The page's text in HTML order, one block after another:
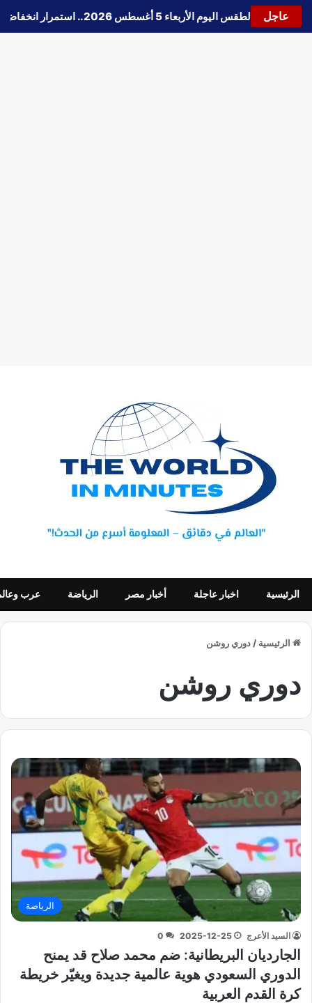
عاجل 🔵حالة الطقس اليوم الأربعاء 5 أغسطس 2026.. استمرار انخفاض الحرارة وتحذيرات من الشبورة واضطراب الملاحة
الرئيسية اخبار عاجلة أخبار مصر الرياضة عرب
الرئيسية / دوري روشن
دوري روشن
الرياضة
السيد الأعرج 2025-12-25
0
الجارديان البريطانية: ضم محمد صلاح قد يمنح
الدوري السعودي هوية عالمية جديدة ويغيّر خريطة
كرة القدم العربية